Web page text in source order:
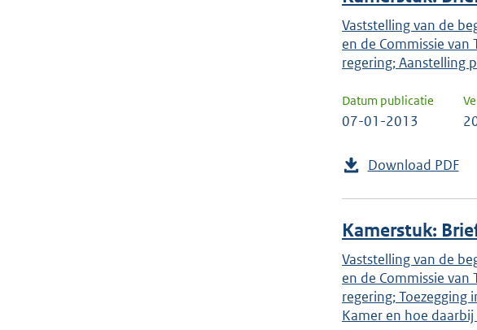
Vaststelling van de
en de Commissie
regering; Aanstelling
Datum publicatie
07-01-2013
Download PDF
Kamerstuk:
Vaststelling van de
en de Commissie
regering; Toezegging
Kamer en hoe